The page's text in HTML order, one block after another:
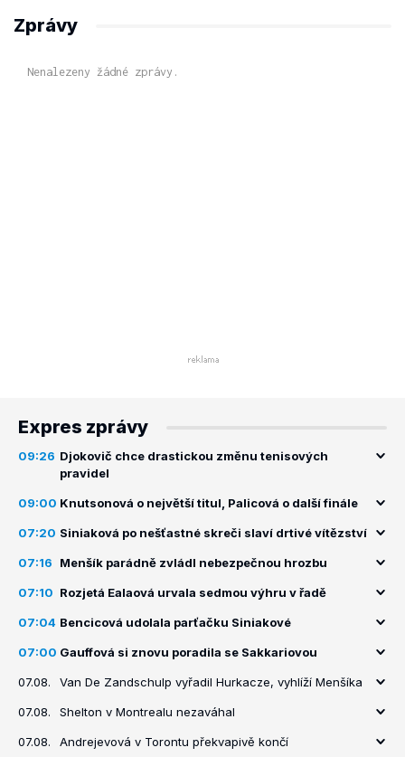
Zprávy
Nenalezeny žádné zprávy.
Expres zprávy
09:26 Djokovič chce drastickou změnu tenisových
pravidel
09:00 Knutsonová o největší titul, Palicová o další finále
07:20 Siniaková po nešťastné skreči slaví drtivé vítězství
07:16 Menšík parádně zvládl nebezpečnou hrozbu
07:10 Rozjetá Ealaová urvala sedmou výhru v řadě
07:04 Bencicová udolala parťačku Siniakové
07:00 Gauffová si znovu poradila se Sakkariovou
07.08. Van De Zandschulp vyřadil Hurkacze, vyhlíží Menšíka
07.08. Shelton v Montrealu nezaváhal
07.08. Andrejevová v Torontu překvapivě končí